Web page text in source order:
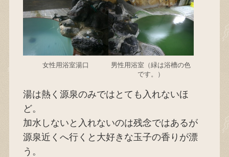
女性用浴室湯口
男性用浴室（緑は浴槽の色
です。）
湯は熱く源泉のみではとても入れないほ
ど。
加水しないと入れないのは残念ではあるが
源泉近くへ行くと大好きな玉子の香りが漂
う。